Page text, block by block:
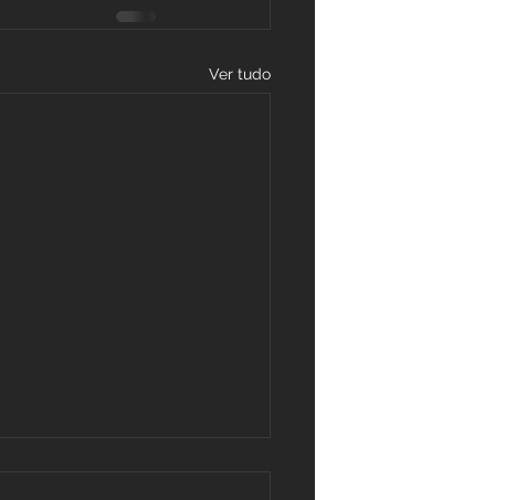
Ver tudo